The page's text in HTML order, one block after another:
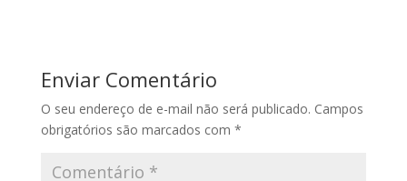
Enviar Comentário
O seu endereço de e-mail não será publicado. Campos
obrigatórios são marcados com *